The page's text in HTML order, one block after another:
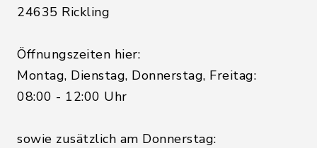
24635 Rickling
Öffnungszeiten hier:
Montag, Dienstag, Donnerstag, Freitag:
08:00 - 12:00 Uhr
sowie zusätzlich am Donnerstag: